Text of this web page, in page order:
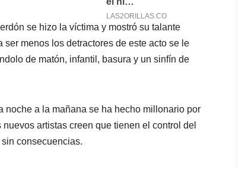
se hizo la víctima y mostró su talante
menos los detractores de este acto se le
de matón, infantil, basura y un sinfín de
noche a la mañana se ha hecho millonario por
artistas creen que tienen el control del
consecuencias.